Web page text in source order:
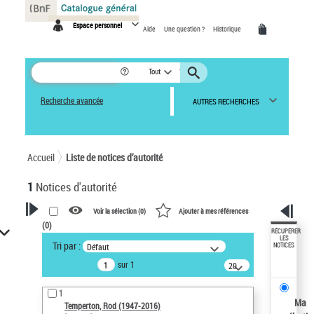
Espace personnel Aide Une question ? Historique
Tout
Recherche avancée AUTRES RECHERCHES
Accueil Liste de notices d’autorité
1 Notices d'autorité
VOTRE RECHERCHE
Recherche avancée dans les
notices d’autorité
Œuvres liées à l'auteur :
Temperton, Rod (1947-2016)
Voir la sélection (0) Ajouter à mes références
(0)
Tri par : Défaut
sur 1
20
résultats/page
1
Temperton, Rod (1947-2016)
RÉCUPÉRER
LES
NOTICES
Ma
Panneau de gestion des cookies